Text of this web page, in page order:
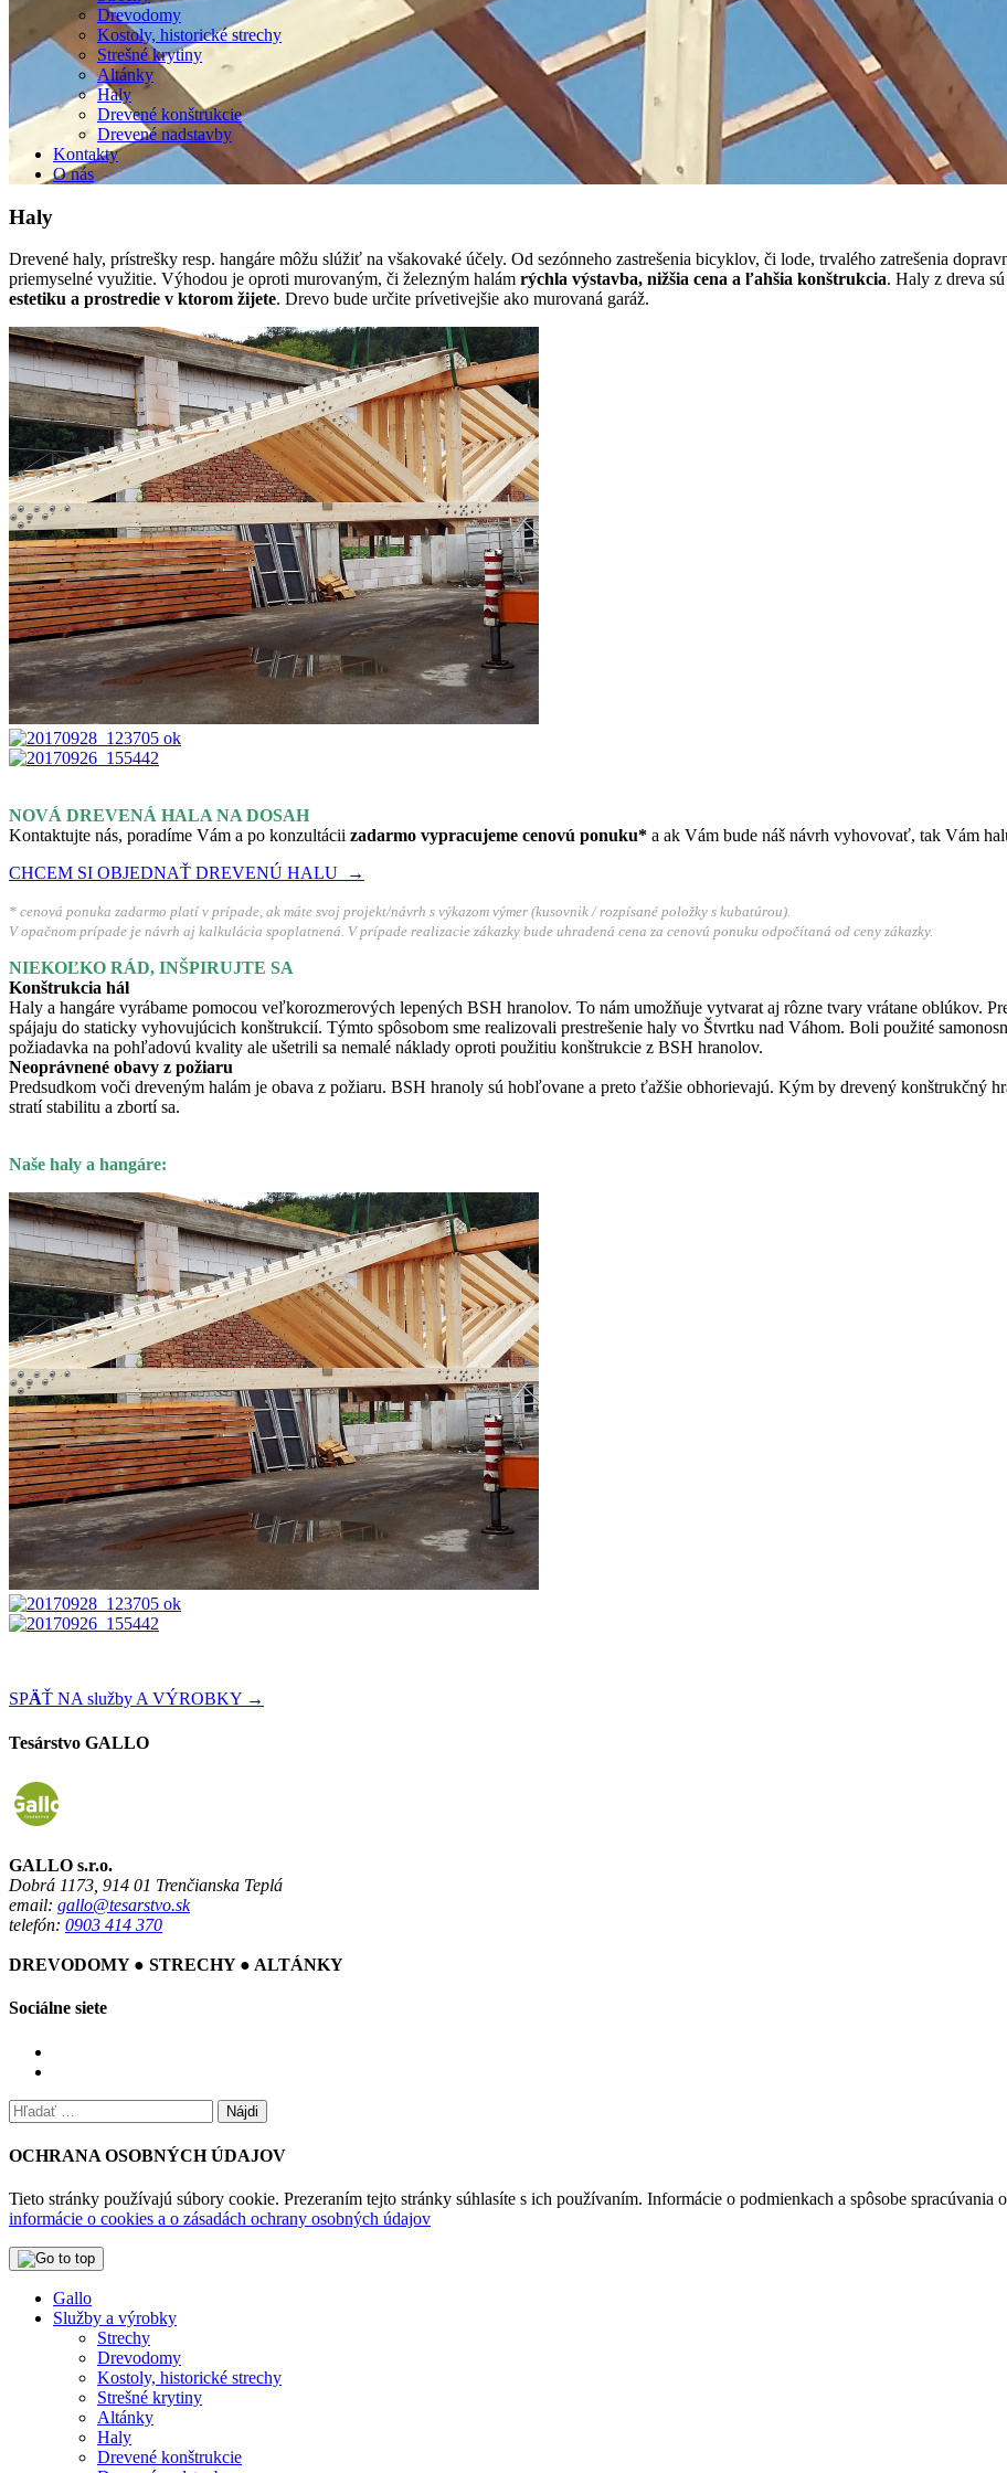
Drevodomy
Kostoly, historické strechy
Strešné krytiny
Altánky
Haly
Drevené konštrukcie
Drevené nadstavby
Kontakty
O nás
Haly
Drevené haly, prístrešky resp. hangáre môžu slúžiť na všakovaké účely. Od sezónneho zastrešenia bicyklov, či lode, trvalého zatrešenia
priemyselné využitie. Výhodou je oproti murovaným, či železným halám rýchla výstavba, nižšia cena a ľahšia konštrukcia. Haly z dreva
estetiku a prostredie v ktorom žijete. Drevo bude určite prívetivejšie ako murovaná garáž.
NOVÁ DREVENÁ HALA NA DOSAH
Kontaktujte nás, poradíme Vám a po konzultácii zadarmo vypracujeme cenovú ponuku* a ak Vám bude náš návrh vyhovovať, tak Vám
CHCEM SI OBJEDNAŤ DREVENÚ HALU →
* cenová ponuka zadarmo platí v prípade, ak máte svoj projekt/návrh s výkazom výmer (kusovnik / rozpísané položky s kubatúrou).
V opačnom prípade je návrh aj kalkulácia spoplatnená. V prípade realizacie zákazky bude uhradená cena za cenovú ponuku odpočítaná od ceny zákazky.
NIEKOĽKO RÁD, INŠPIRUJTE SA
Konštrukcia hál
Haly a hangáre vyrábame pomocou veľkorozmerových lepených BSH hranolov. To nám umožňuje vytvarat aj rôzne tvary vrátane oblúkov.
spájaju do staticky vyhovujúcich konštrukcií. Týmto spôsobom sme realizovali prestrešenie haly vo Štvrtku nad Váhom. Boli použité
požiadavka na pohľadovú kvality ale ušetrili sa nemalé náklady oproti použitiu konštrukcie z BSH hranolov.
Neoprávnené obavy z požiaru
Predsudkom voči dreveným halám je obava z požiaru. BSH hranoly sú hobľovane a preto ťažšie obhorievajú. Kým by drevený konštrukčný
stratí stabilitu a zbortí sa.
Naše haly a hangáre:
SPÄŤ NA služby A VÝROBKY →
Tesárstvo GALLO
GALLO s.r.o.
Dobrá 1173, 914 01 Trenčianska Teplá
email: gallo@tesarstvo.sk
telefón: 0903 414 370
DREVODOMY ● STRECHY ● ALTÁNKY
Sociálne siete
na
tesarstvo_gallo
Instagram
Hľadať:
OCHRANA OSOBNÝCH ÚDAJOV
Tieto stránky používajú súbory cookie. Prezeraním tejto stránky súhlasíte s ich používaním. Informácie o podmienkach a spôsobe spracúvania
informácie o cookies a o zásadách ochrany osobných údajov
Gallo
Služby a výrobky
Strechy
Drevodomy
Kostoly, historické strechy
Strešné krytiny
Altánky
Haly
Drevené konštrukcie